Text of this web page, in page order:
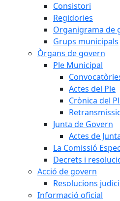
Consistori
Regidories
Organigrama de
Grups municipals
Òrgans de govern
Ple Municipal
Actes del Ple
Crònica del
Junta de Govern
Actes de
La Comissió
Decrets i
Acció de govern
Resolucions
Informació oficial